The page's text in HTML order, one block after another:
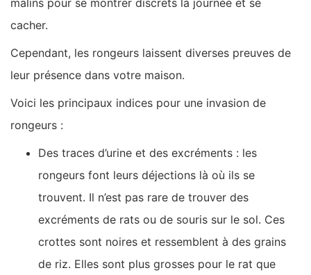
malins pour se montrer discrets la journée et se
cacher.
Cependant, les rongeurs laissent diverses preuves de
leur présence dans votre maison.
Voici les principaux indices pour une invasion de
rongeurs :
Des traces d’urine et des excréments : les
rongeurs font leurs déjections là où ils se
trouvent. Il n’est pas rare de trouver des
excréments de rats ou de souris sur le sol. Ces
crottes sont noires et ressemblent à des grains
de riz. Elles sont plus grosses pour le rat que